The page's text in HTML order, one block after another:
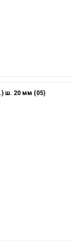
ш. 20 мм (05)